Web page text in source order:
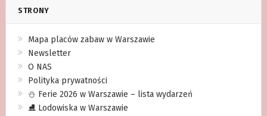
STRONY
Mapa placów zabaw w Warszawie
Newsletter
O NAS
Polityka prywatności
⛄️ Ferie 2026 w Warszawie – lista wydarzeń
⛸ Lodowiska w Warszawie